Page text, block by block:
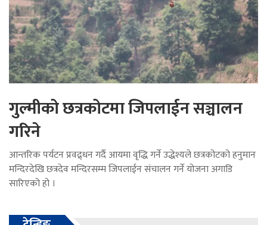
गुल्मीको छत्रकोटमा जिपलाईन सञ्चालन
गरिने
आन्तरिक पर्यटन प्रवद्र्धन गर्दै आयमा वृद्धि गर्ने उद्धेश्यले छत्रकोटको हनुमान
मन्दिरदेखि छत्रदेव मन्दिरसम्म जिपलाईन संचालन गर्ने योजना अगाडि
सारिएको हो ।